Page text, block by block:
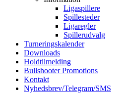
Ligaspillere
Spillesteder
Ligaregler
Spillerudvalg
Turneringskalender
Downloads
Holdtilmelding
Bullshooter Promotions
Kontakt
Nyhedsbrev/Telegram/SMS